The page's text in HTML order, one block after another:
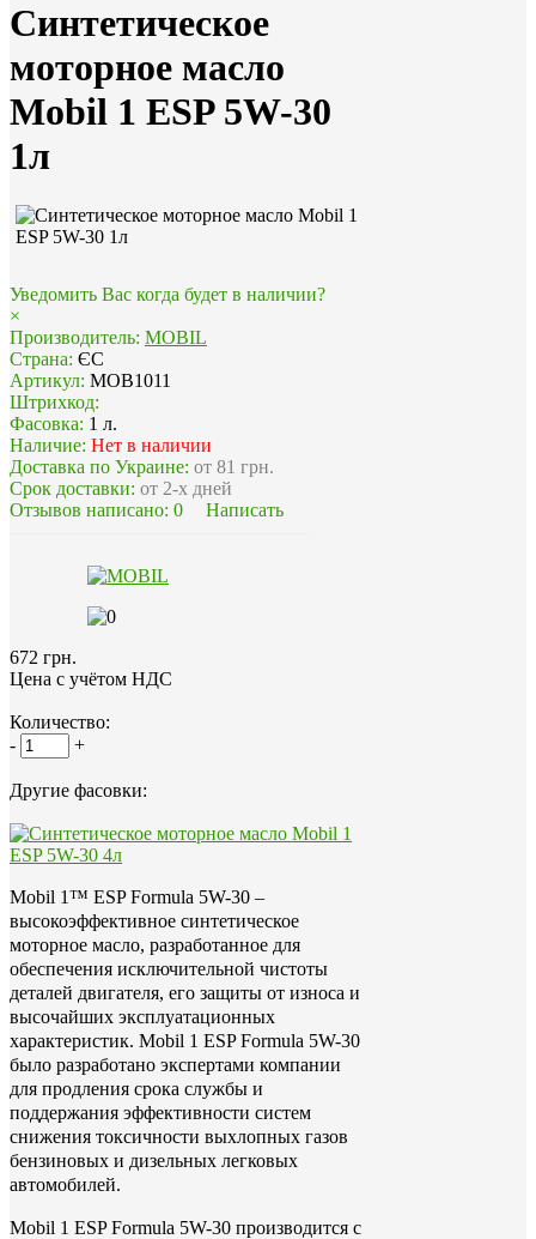
Синтетическое
моторное масло
Mobil 1 ESP 5W-30
1л
Уведомить Вас когда будет в наличии?
×
Производитель: MOBIL
Страна: ЄС
Артикул: MOB1011
Штрихкод:
Фасовка: 1 л.
Наличие: Нет в наличии
Доставка по Украине: от 81 грн.
Срок доставки: от 2-х дней
Отзывов написано: 0 Написать
672 грн.
Цена с учётом НДС
Количество:
-
+
Другие фасовки:
Mobil 1™ ESP Formula 5W-30 –
высокоэффективное синтетическое
моторное масло, разработанное для
обеспечения исключительной чистоты
деталей двигателя, его защиты от износа и
высочайших эксплуатационных
характеристик. Mobil 1 ESP Formula 5W-30
было разработано экспертами компании
для продления срока службы и
поддержания эффективности систем
снижения токсичности выхлопных газов
бензиновых и дизельных легковых
автомобилей.
Mobil 1 ESP Formula 5W-30 производится с